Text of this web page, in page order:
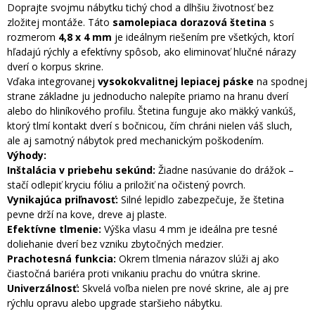
Doprajte svojmu nábytku tichý chod a dlhšiu životnosť bez
zložitej montáže. Táto samolepiaca dorazová štetina s
rozmerom 4,8 x 4 mm je ideálnym riešením pre všetkých, ktorí
hľadajú rýchly a efektívny spôsob, ako eliminovať hlučné nárazy
dverí o korpus skrine.
Vďaka integrovanej vysokokvalitnej lepiacej páske na spodnej
strane základne ju jednoducho nalepíte priamo na hranu dverí
alebo do hliníkového profilu. Štetina funguje ako mäkký vankúš,
ktorý tlmí kontakt dverí s bočnicou, čím chráni nielen váš sluch,
ale aj samotný nábytok pred mechanickým poškodením.
Výhody:
Inštalácia v priebehu sekúnd: Žiadne nasúvanie do drážok –
stačí odlepiť kryciu fóliu a priložiť na očistený povrch.
Vynikajúca priľnavosť: Silné lepidlo zabezpečuje, že štetina
pevne drží na kove, dreve aj plaste.
Efektívne tlmenie: Výška vlasu 4 mm je ideálna pre tesné
doliehanie dverí bez vzniku zbytočných medzier.
Prachotesná funkcia: Okrem tlmenia nárazov slúži aj ako
čiastočná bariéra proti vnikaniu prachu do vnútra skrine.
Univerzálnosť: Skvelá voľba nielen pre nové skrine, ale aj pre
rýchlu opravu alebo upgrade staršieho nábytku.